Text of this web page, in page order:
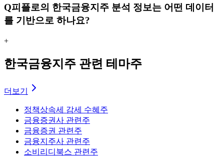
Q피플로의 한국금융지주 분석 정보는 어떤 데이터
를 기반으로 하나요?
+
한국금융지주 관련 테마주
더보기
정책상속세 감세 수혜주
금융증권사 관련주
금융증권 관련주
금융지주사 관련주
소비 리디북스 관련주